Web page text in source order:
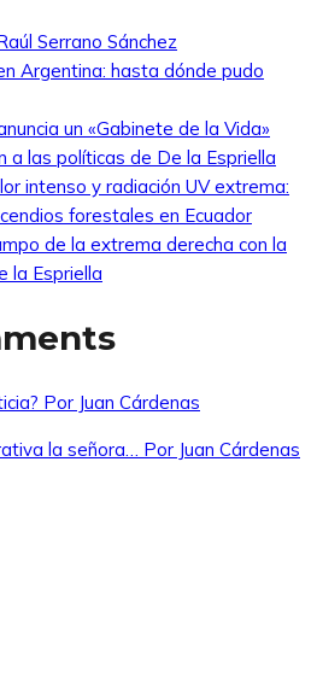
Serrano Sánchez
Argentina: hasta dónde pudo
un «Gabinete de la Vida»
a las políticas de De la Espriella
intenso y radiación UV extrema:
forestales en Ecuador
de la extrema derecha con la
la Espriella
Por Juan Cárdenas
la señora… Por Juan Cárdenas